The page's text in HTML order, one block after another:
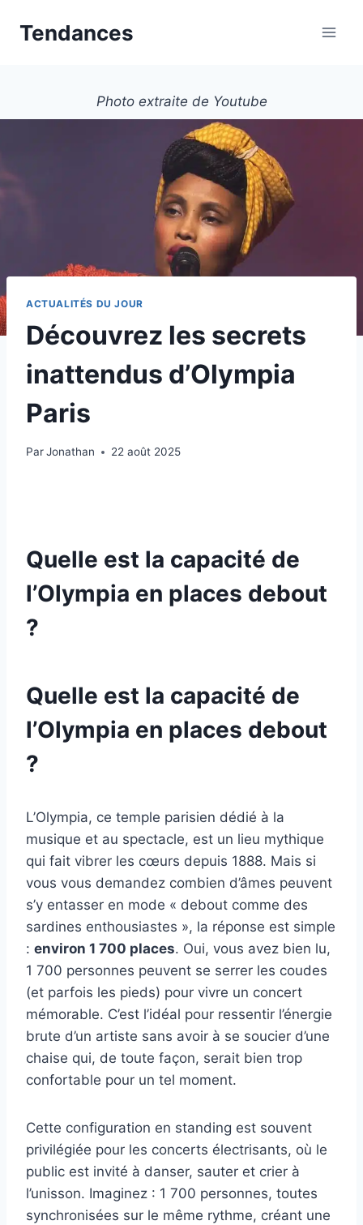
Tendances
Photo extraite de Youtube
ACTUALITÉS DU JOUR
Découvrez les secrets
inattendus d’Olympia
Paris
ParJonathan 22 août 2025
Quelle est la capacité de
l’Olympia en places debout
?
Quelle est la capacité de
l’Olympia en places debout
?
L’Olympia, ce temple parisien dédié à la
musique et au spectacle, est un lieu mythique
qui fait vibrer les cœurs depuis 1888. Mais si
vous vous demandez combien d’âmes peuvent
s’y entasser en mode « debout comme des
sardines enthousiastes », la réponse est simple
: environ 1 700 places. Oui, vous avez bien lu,
1 700 personnes peuvent se serrer les coudes
(et parfois les pieds) pour vivre un concert
mémorable. C’est l’idéal pour ressentir l’énergie
brute d’un artiste sans avoir à se soucier d’une
chaise qui, de toute façon, serait bien trop
confortable pour un tel moment.
Cette configuration en standing est souvent
privilégiée pour les concerts électrisants, où le
public est invité à danser, sauter et crier à
l’unisson. Imaginez : 1 700 personnes, toutes
synchronisées sur le même rythme, créant une